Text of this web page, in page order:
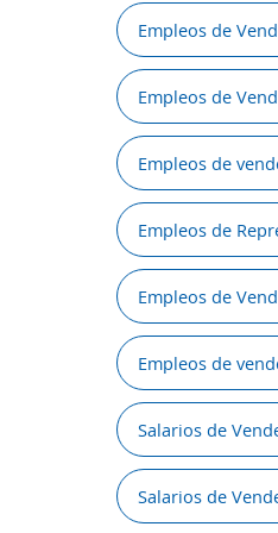
Empleos de
Empleos de
Empleos de
Empleos de
Empleos de
Empleos de
Salarios de
Salarios de